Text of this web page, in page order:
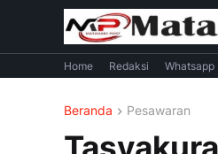
Home Redaksi Whatsapp
Beranda Pesawaran